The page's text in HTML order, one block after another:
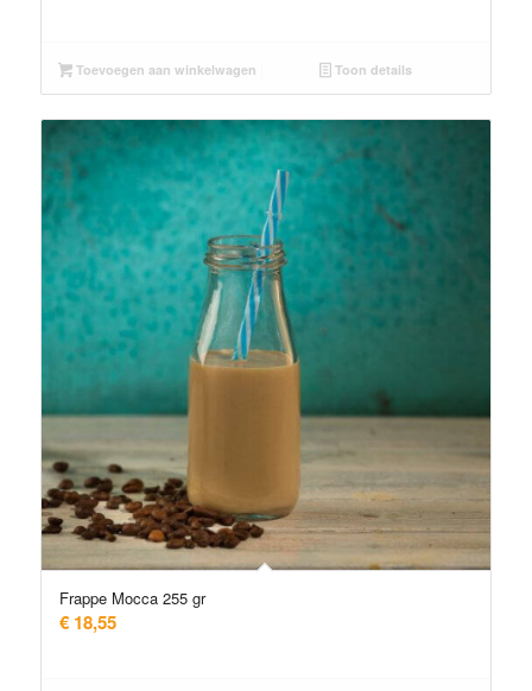
Toevoegen aan winkelwagen Toon details
Frappe Mocca 255 gr
€18,55